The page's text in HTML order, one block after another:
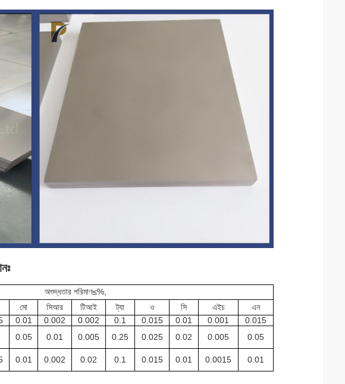
অশুদ্ধতার পরিমাণ≤%,
মো সিআর টিআই ট্যা ও সি এইচ
এন
0.01 0.002 0.002 0.1 0.015 0.01 0.001
0.015
0.05 0.01 0.005 0.25 0.025 0.02 0.005 0.05
0.01 0.002 0.02 0.1 0.015 0.01 0.0015 0.01